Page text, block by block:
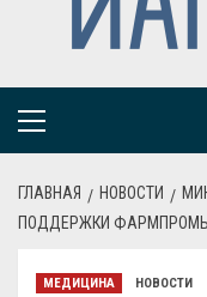
ГЛАВНАЯ НОВОСТИ
ПОДДЕРЖКИ
МЕДИЦИНА НОВОСТИ